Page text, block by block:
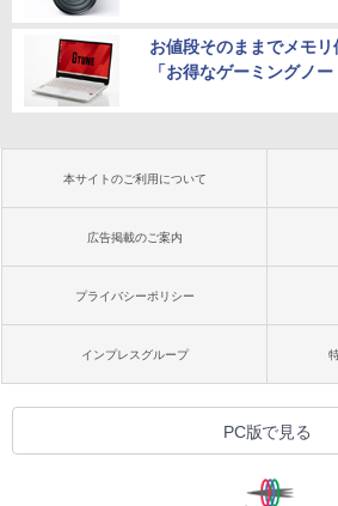
お値段そのままでメモ
「お得なゲーミングノー
本サイトのご利用について
広告掲載のご案内
プライバシーポリシー
インプレスグループ
PC版で見る